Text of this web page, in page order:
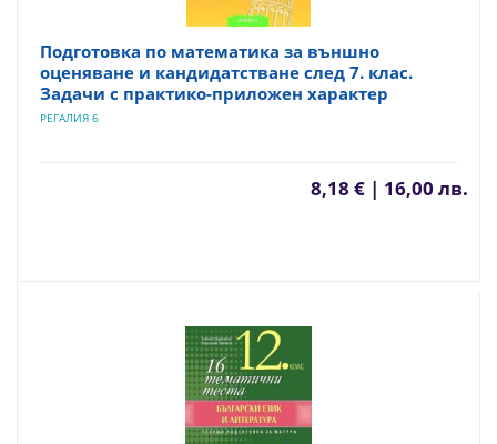
Подготовка по математика за външно
оценяване и кандидатстване след 7. клас.
Задачи с практико-приложен характер
РЕГАЛИЯ 6
8,18 € | 16,00 лв.